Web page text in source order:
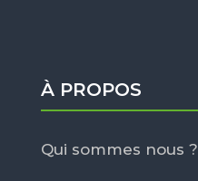
À PROPOS
Qui sommes nous ?